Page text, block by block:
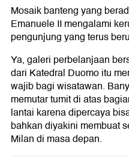
Mosaik banteng yang
Emanuele II mengalami
pengunjung yang terus
Ya, galeri perbelanjaan
dari Katedral Duomo itu
wajib bagi wisatawan.
memutar tumit di atas
lantai karena dipercaya
bahkan diyakini membuat
Milan di masa depan.